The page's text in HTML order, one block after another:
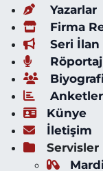
Yazarlar
Firma
Seri İlan
Röportaj
Biyografi
Anketler
Künye
İletişim
Servisler